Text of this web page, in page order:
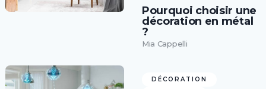
Pourquoi choisir une
décoration en métal
?
Mia Cappelli
DÉCORATION